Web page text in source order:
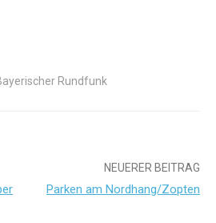
Rundfunk
NEUERER BEITRAG
Parken am Nordhang/Zopten